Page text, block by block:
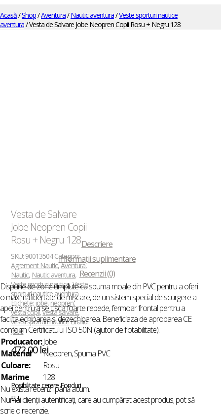
Acasă/Shop/Aventura/Nautic aventura/Veste sporturi nautice
aventura/ Vesta de Salvare Jobe Neopren Copii Rosu + Negru 128
Vesta de Salvare
Jobe Neopren Copii
Rosu + Negru 128
SKU: 90013504Categorii:
Agrement Nautic,Aventura,
Nautic, Nautic aventura,
Veste sporturi nautice,Veste
sporturi nautice aventura
Etichete:jobe,neopren,
vesta copii,vesta salvare,
vesta sporturi nauticeBrand:
Jobe
472,00lei
Posibilitate cerere Fonduri
EU
Descriere
Informații suplimentare
Recenzii (0)
Dispune de zone umplute cu spuma moale din PVC pentru a oferi
o maximă libertate de mișcare, de un sistem special de scurgere a
apei pentru a se usca foarte repede, fermoar frontal pentru a
facilita echiparea si dezechiparea. Beneficiaza de aprobarea CE
conform Certificatului ISO 50N (ajutor de flotabilitate).
Producator:Jobe
Material
Neopren, Spuma PVC
Culoare:
Rosu
Marime
128
Nu există recenzii până acum.
Numai clienții autentificați, care au cumpărat acest produs, pot să
scrie o recenzie.